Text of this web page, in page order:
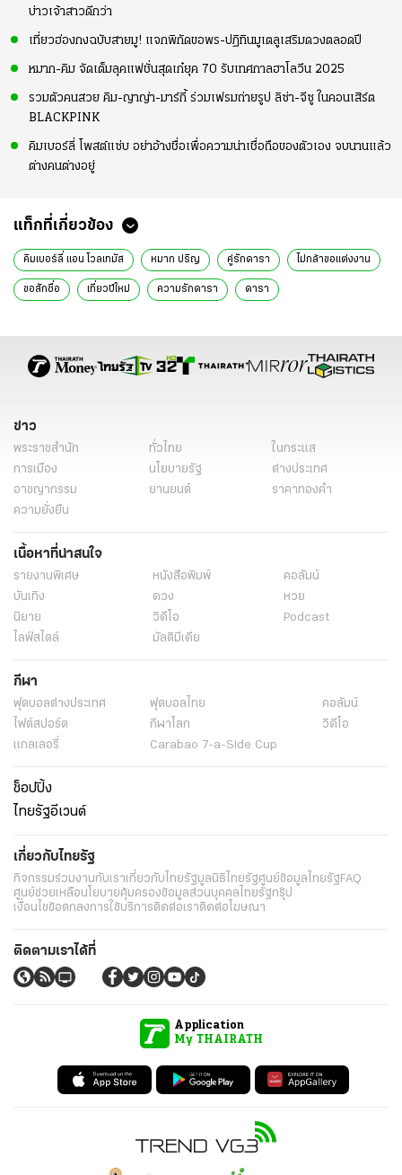
บ่าวเจ้าสาวดีกว่า
เที่ยวฮ่องกงฉบับสายมู! แจกพิกัดขอพร-ปฏิทินมูเตลูเสริมดวงตลอดปี
หมาก-คิม จัดเต็มลุคแฟชั่นสุดเก๋ยุค 70 รับเทศกาลฮาโลวีน 2025
รวมตัวคนสวย คิม-ญาญ่า-มาร์กี้ ร่วมเฟรมถ่ายรูป ลิซ่า-จีซู ในคอนเสิร์ต
BLACKPINK
คิมเบอร์ลี่ โพสต์แซ่บ อย่าอ้างชื่อเพื่อความน่าเชื่อถือของตัวเอง จบนานแล้ว
ต่างคนต่างอยู่
แท็กที่เกี่ยวข้อง
คิมเบอร์ลี่ แอน โวลเทมัส หมาก ปริญ คู่รักดารา ไม่กล้าขอแต่งงาน
ขอสักชื่อ เที่ยวปีใหม่ ความรักดารา ดารา
ข่าว
พระราชสำนัก ทั่วไทย
ในกระแส
การเมือง
นโยบายรัฐ
ต่างประเทศ
อาชญากรรม
ยานยนต์
ราคาทองคำ
ความยั่งยืน
เนื้อหาที่น่าสนใจ
รายงานพิเศษ หนังสือพิมพ์
คอลัมน์
บันเทิง
ดวง
หวย
นิยาย
วิดีโอ
Podcast
ไลฟ์สไตล์
มัลติมีเดีย
กีฬา
ฟุตบอลต่่างประเทศ ฟุตบอลไทย
คอลัมน์
ไฟต์สปอร์ต
กีฬาโลก
วิดีโอ
แกลเลอรี่
Carabao 7-a-Side Cup
ช็อปปิ้ง
ไทยรัฐอีเวนต์
เกี่ยวกับไทยรัฐ
กิจกรรมร่วมงานกับเราเกี่ยวกับไทยรัฐมูลนิธิไทยรัฐศูนย์ข้อมูลไทยรัฐFAQ
ศูนย์ช่วยเหลือนโยบายคุ้มครองข้อมูลส่วนบุคคลไทยรัฐกรุ๊ป
เงื่อนไขข้อตกลงการใช้บริการติดต่อเราติดต่อโฆษณา
ติดตามเราได้ที่
Application
My THAIRATH